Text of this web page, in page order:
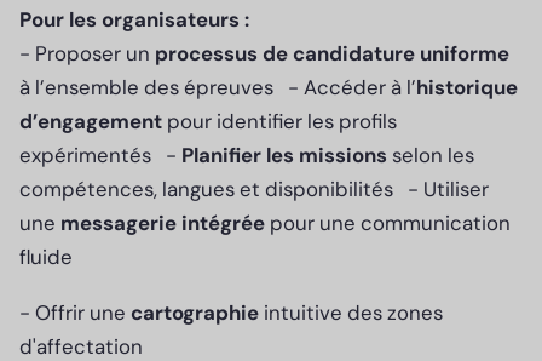
Pour les organisateurs :
- Proposer un processus de candidature uniforme
à l’ensemble des épreuves - Accéder à l’historique
d’engagement pour identifier les profils
expérimentés - Planifier les missions selon les
compétences, langues et disponibilités - Utiliser
une messagerie intégrée pour une communication
fluide
- Offrir une cartographie intuitive des zones
d'affectation